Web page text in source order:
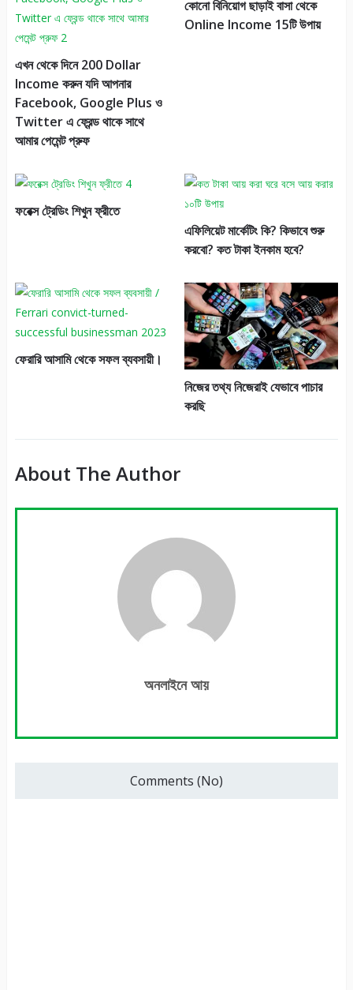
এখন থেকে দিনে 200 Dollar
Income করুন যদি আপনার
Facebook, Google Plus ও
Twitter এ ফ্রেন্ড থাকে সাথে
আমার পেমেন্ট প্রুফ
কোনো বিনিয়োগ ছাড়াই বাসা থেকে
Online Income 15টি উপায়
ফরেক্স ট্রেডিং শিখুন ফ্রীতে
এফিলিয়েট মার্কেটিং কি? কিভাবে শুরু
করবো? কত টাকা ইনকাম হবে?
ফেরারি আসামি থেকে সফল ব্যবসায়ী।
নিজের তথ্য নিজেরাই যেভাবে পাচার
করছি
About The Author
অনলাইনে আয়
Comments (No)